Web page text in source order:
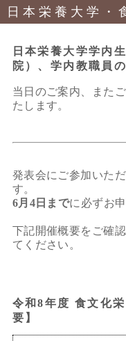
日本栄養大学・
日本栄養大学学内
院）、学内教職員
当日のご案内、また
たします。
発表会にご参加いた
す。
6月4日までに必ずお
下記開催概要をご確認
てください。
令和8年度 食文化
要】